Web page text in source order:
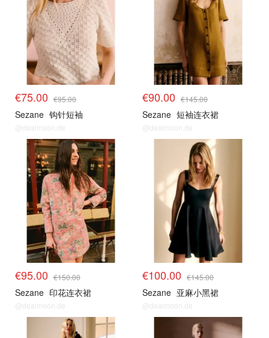
€75.00 €95.00
Sezane 钩针短袖
@dealmoon.de
€90.00 €145.00
Sezane 短袖连衣裙
@dealmoon.de
€95.00 €150.00
Sezane 印花连衣裙
@dealmoon.de
€100.00 €145.00
Sezane 亚麻小黑裙
@dealmoon.de